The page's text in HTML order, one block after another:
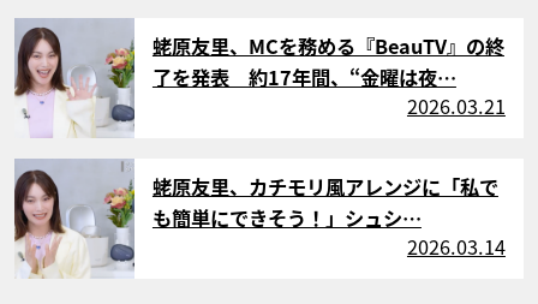
サムネイル
蛯原友里、MCを務める『BeauTV』の終
了を発表 約17年間、“金曜は夜…
2026.03.21
サムネイル
蛯原友里、カチモリ風アレンジに「私で
も簡単にできそう！」シュシ…
2026.03.14